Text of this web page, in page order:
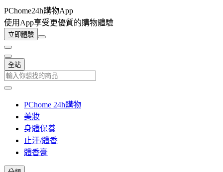
PChome24h購物App
使用App享受更優質的購物體驗
立即體驗
全站
PChome 24h購物
美妝
身體保養
止汗/體香
體香膏